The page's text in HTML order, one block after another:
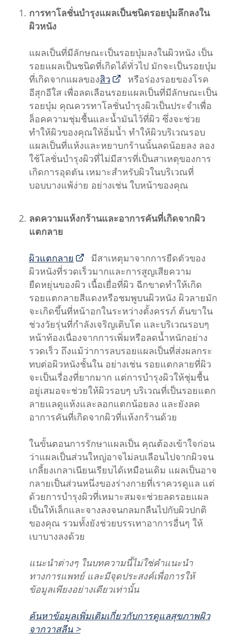
การทาโลชั่นบำรุงแผลเป็นชนิดรอยบุ๋มลึกลงใน
ผิวหนัง
แผลเป็นที่มีลักษณะเป็นรอยบุ๋มลงในผิวหนัง เป็น
รอยแผลเป็นชนิดที่เกิดได้ทั่วไป มักจะเป็นรอยบุ๋ม
ที่เกิดจากแผลของสิว
หรือร่องรอยของโรค
อีสุกอีใส เพื่อลดเลือนรอยแผลเป็นที่มีลักษณะเป็น
รอยบุ๋ม คุณควรทาโลชั่นบำรุงผิวเป็นประจำเพื่อ
ล็อคความชุ่มชื้นและน้ำมันไว้ที่ผิว ซึ่งจะช่วย
ทำให้ผิวของคุณให้อิ่มน้ำ ทำให้ผิวบริเวณรอบ
แผลเป็นที่แห้งและหยาบกร้านนั้นลดน้อยลง ลอง
ใช้โลชั่นบำรุงผิวที่ไม่มีสารที่เป็นสาเหตุของการ
เกิดการอุดตัน เหมาะสำหรับผิวในบริเวณที่
บอบบางแพ้ง่าย อย่างเช่น ใบหน้าของคุณ
ลดความแห้งกร้านและอาการคันที่เกิดจากผิว
แตกลาย
ผิวแตกลาย
มีสาเหตุมาจากการยืดตัวของ
ผิวหนังที่รวดเร็วมากและการสูญเสียความ
ยืดหยุ่นของผิว เนื้อเยื่อที่ผิว ฉีกขาดทำให้เกิด
รอยแตกลายสีแดงหรือชมพูบนผิวหนัง ผิวลายมัก
จะเกิดขึ้นที่หน้าอกในระหว่างตั้งครรภ์ ต้นขาใน
ช่วงวัยรุ่นที่กำลังเจริญเติบโต และบริเวณรอบๆ
หน้าท้องเนื่องจากการเพิ่มหรือลดน้ำหนักอย่าง
รวดเร็ว ถึงแม้ว่าการลบรอยแผลเป็นที่ส่งผลกระ
ทบต่อผิวหนังชั้นใน อย่างเช่น รอยแตกลายที่ผิว
จะเป็นเรื่องที่ยากมาก แต่การบำรุงผิวให้ชุ่มชื้น
อยู่เสมอจะช่วยให้ผิวรอบๆ บริเวณที่เป็นรอยแตก
ลายแลดูแห้งและลอกแตกน้อยลง และยังลด
อาการคันที่เกิดจากผิวที่แห้งกร้านด้วย
ในขั้นตอนการรักษาแผลเป็น คุณต้องเข้าใจก่อน
ว่าแผลเป็นส่วนใหญ่อาจไม่ลบเลือนไปจากผิวจน
เกลี้ยงเกลาเนียนเรียบได้เหมือนเดิม แผลเป็นอาจ
กลายเป็นส่วนหนึ่งของร่างกายที่เราควรดูแล แต่
ด้วยการบำรุงผิวที่เหมาะสมจะช่วยลดรอยแผล
เป็นให้เล็กและจางลงจนกลมกลืนไปกับผิวปกติ
ของคุณ รวมทั้งยังช่วยบรรเทาอาการอื่นๆ ให้
เบาบางลงด้วย
แนะนำต่างๆ ในบทความนี้ไม่ใช่คำแนะนำ
ทางการแพทย์ และมีจุดประสงค์เพื่อการให้
ข้อมูลเพียงอย่างเดียวเท่านั้น
ค้นหาข้อมูลเพิ่มเติมเกี่ยวกับการดูแลสุขภาพผิว
จากวาสลีน >